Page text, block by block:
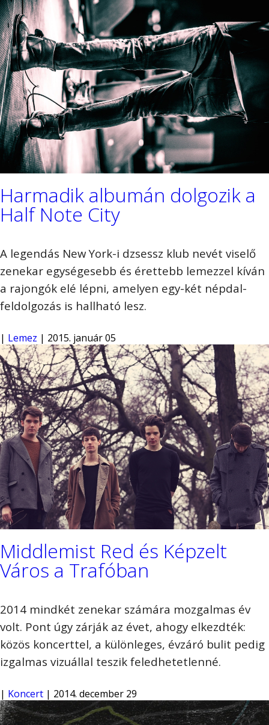
Harmadik albumán dolgozik a
Half Note City
A legendás New York-i dzsessz klub nevét viselő
zenekar egységesebb és érettebb lemezzel kíván
a rajongók elé lépni, amelyen egy-két népdal-
feldolgozás is hallható lesz.
| Lemez | 2015. január 05
Middlemist Red és Képzelt
Város a Trafóban
2014 mindkét zenekar számára mozgalmas év
volt. Pont úgy zárják az évet, ahogy elkezdték:
közös koncerttel, a különleges, évzáró bulit pedig
izgalmas vizuállal teszik feledhetetlenné.
| Koncert | 2014. december 29